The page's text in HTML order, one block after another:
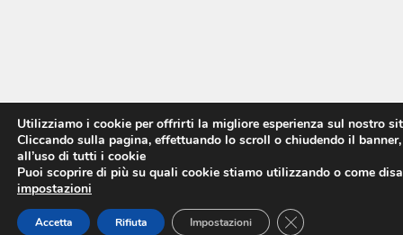
Utilizziamo i cookie per offrirti la migliore esperienza sul nostro
Cliccando sulla pagina, effettuando lo scroll o chiudendo il
all’uso di tutti i cookie
Puoi scoprire di più su quali cookie stiamo utilizzando o come
impostazioni
Accetta Rifiuta Impostazioni CLOSE GDPR